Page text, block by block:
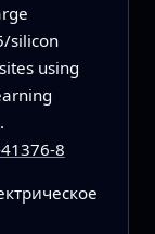
silicon
using
8